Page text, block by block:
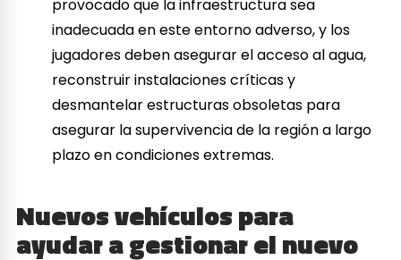
provocado que la infraestructura sea
inadecuada en este entorno adverso, y los
jugadores deben asegurar el acceso al agua,
reconstruir instalaciones críticas y
desmantelar estructuras obsoletas para
asegurar la supervivencia de la región a largo
plazo en condiciones extremas.
Nuevos vehículos para
ayudar a gestionar el nuevo